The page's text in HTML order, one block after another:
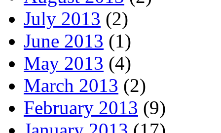
July 2013 (2)
June 2013 (1)
May 2013 (4)
March 2013 (2)
February 2013 (9)